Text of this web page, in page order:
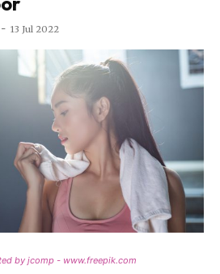
Hub Ideaktiv
dan info menarik. Free
- 13 Jul 2022
by jcomp - www.freepik.com